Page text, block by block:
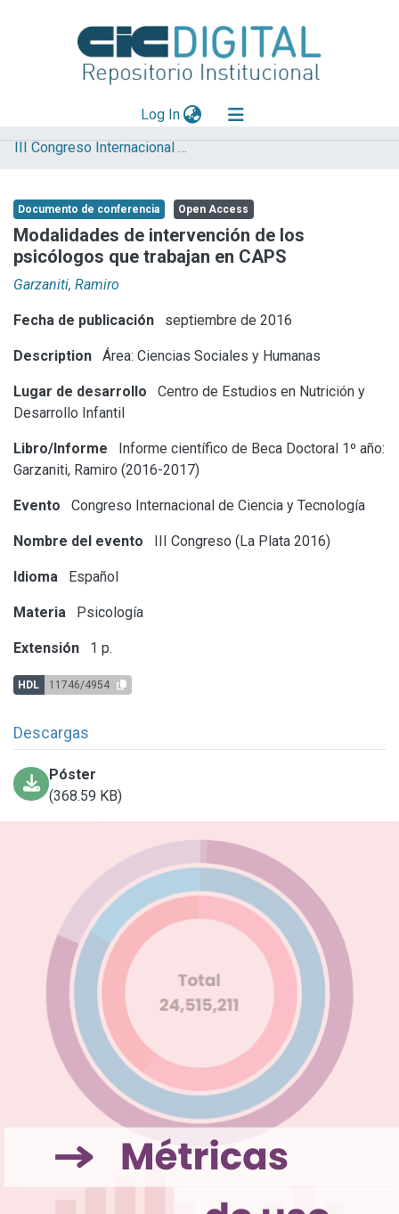
Log In(current)
Explorar
Aportar material
Statistics
III Congreso Internacional de Ciencia y Tecnología
Documento de conferencia Open Access
Modalidades de intervención de los
psicólogos que trabajan en CAPS
Garzaniti, Ramiro
Fecha de publicación septiembre de 2016
Description Área: Ciencias Sociales y Humanas
Lugar de desarrollo
Centro de Estudios en Nutrición y
Desarrollo Infantil
Libro/Informe
Informe científico de Beca Doctoral 1º año:
Garzaniti, Ramiro (2016-2017)
Evento Congreso Internacional de Ciencia y Tecnología
Nombre del evento III Congreso (La Plata 2016)
Idioma Español
Materia Psicología
Extensión 1 p.
HDL 11746/4954
Descargas
Póster
(368.59 KB)